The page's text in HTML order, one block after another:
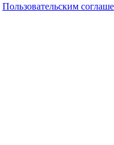
Пользовательским